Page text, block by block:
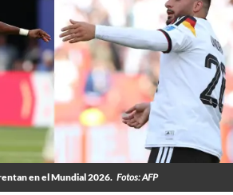
en el Mundial 2026. Fotos: AFP